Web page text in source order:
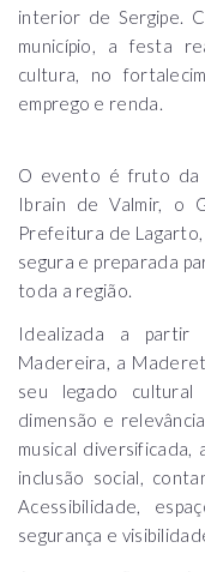
interior de Sergipe.
município, a festa
cultura, no
emprego e renda.
O evento é fruto da
Ibrain de Valmir, o
Prefeitura de
segura e preparada
toda a região.
Idealizada a
Madereira, a
seu legado
dimensão e
musical diversificada,
inclusão social,
Acessibilidade,
segurança e